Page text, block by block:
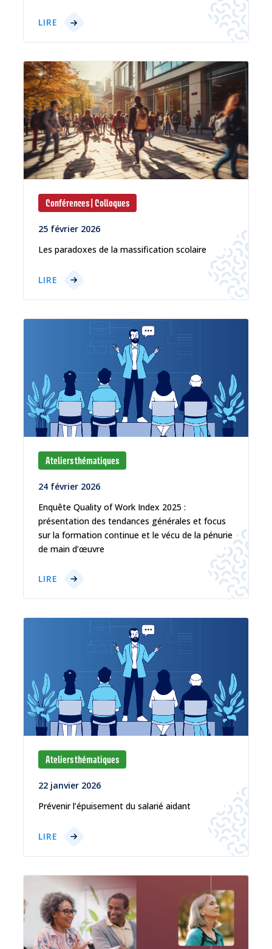
LIRE
Conférences | Colloques
25 février 2026
Les paradoxes de la massification scolaire
LIRE
Ateliers thématiques
24 février 2026
Enquête Quality of Work Index 2025 :
présentation des tendances générales et focus
sur la formation continue et le vécu de la pénurie
de main d’œuvre
LIRE
Ateliers thématiques
22 janvier 2026
Prévenir l’épuisement du salarié aidant
LIRE